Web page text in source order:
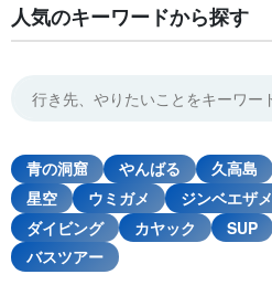
人気のキーワードから探す
青の洞窟 やんばる 久高島
星空
ウミガメ ジンベエザメ
ダイビング
カヤック SUP
バスツアー